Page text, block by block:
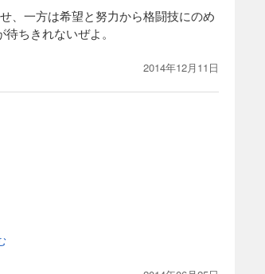
、一方は希望と努力から格闘技にのめ
ちきれないぜよ。
2014年12月11日